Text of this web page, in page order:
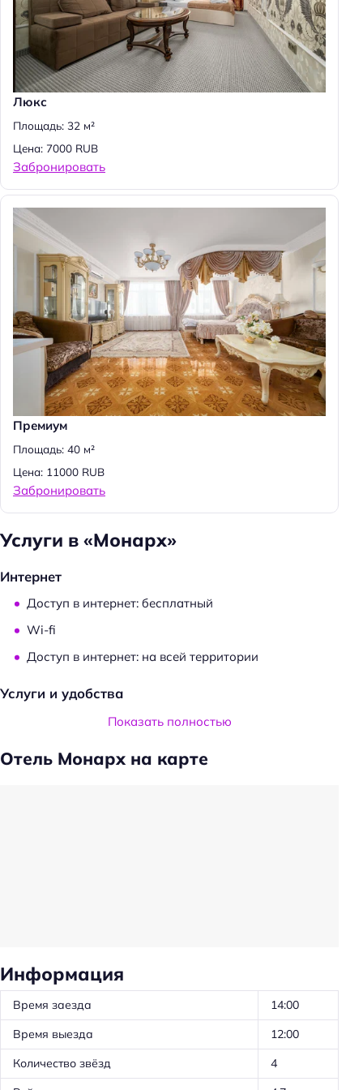
Люкс
Площадь: 32 м²
Цена: 7000 RUB
Забронировать
Премиум
Площадь: 40 м²
Цена: 11000 RUB
Забронировать
Услуги в «Монарх»
Интернет
Доступ в интернет: бесплатный
Wi-fi
Доступ в интернет: на всей территории
Услуги и удобства
Частота уборки: по запросу
Удобства в номерах
Красота и здоровье
Душ
Бизнес-услуги
Бизнес-центр
Показать полностью
Отель Монарх на карте
Информация
Время заезда
14:00
Время выезда
12:00
Количество звёзд
4